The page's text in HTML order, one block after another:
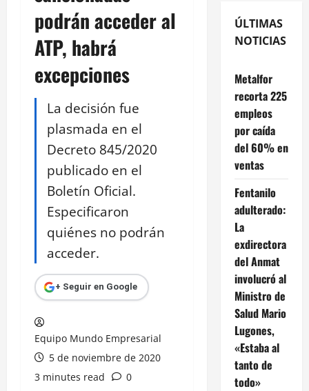
podrán acceder al
ATP, habrá
excepciones
La decisión fue
plasmada en el
Decreto 845/2020
publicado en el
Boletín Oficial.
Especificaron
quiénes no podrán
acceder.
+ Seguir en Google
Equipo Mundo Empresarial
5 de noviembre de 2020
3 minutes read
0
ÚLTIMAS
NOTICIAS
Metalfor
recorta 225
empleos
por caída
del 60% en
ventas
Fentanilo
adulterado:
La
exdirectora
del Anmat
involucró al
Ministro de
Salud Mario
Lugones,
«Estaba al
tanto de
todo»